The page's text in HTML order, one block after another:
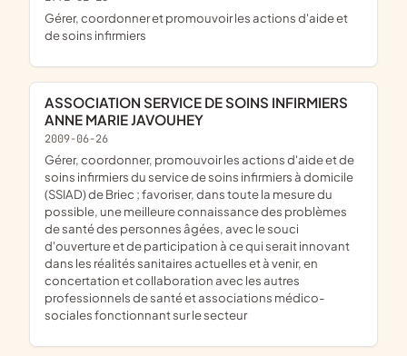
gérer, coordonner et promouvoir les actions d'aide et
de soins infirmiers
ASSOCIATION SERVICE DE SOINS INFIRMIERS
ANNE MARIE JAVOUHEY
2009-06-26
gérer, coordonner, promouvoir les actions d'aide et de
soins infirmiers du service de soins infirmiers à domicile
(SSIAD) de Briec ; favoriser, dans toute la mesure du
possible, une meilleure connaissance des problèmes
de santé des personnes âgées, avec le souci
d'ouverture et de participation à ce qui serait innovant
dans les réalités sanitaires actuelles et à venir, en
concertation et collaboration avec les autres
professionnels de santé et associations médico-
sociales fonctionnant sur le secteur